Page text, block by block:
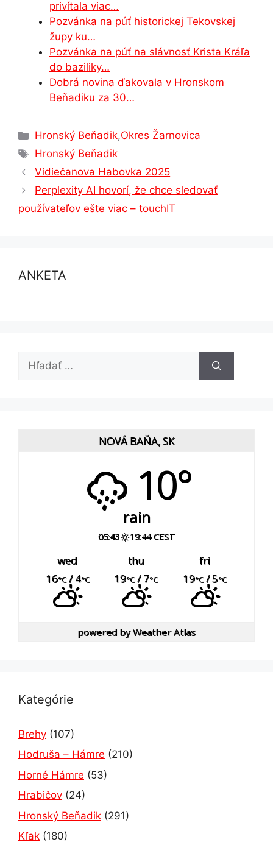
privítala viac…
Pozvánka na púť historickej Tekovskej
župy ku…
Pozvánka na púť na slávnosť Krista Kráľa
do baziliky…
Dobrá novina ďakovala v Hronskom
Beňadiku za 30…
Kategórie
Hronský Beňadik,Okres Žarnovica
Značky
Hronský Beňadik
Vidiečanova Habovka 2025
Perplexity AI hovorí, že chce sledovať
používateľov ešte viac – touchIT
ANKETA
Hľadať:
NOVÁ BAŇA, SK
10°
rain
05:43 19:44 CEST
wed thu
fri
16°C/ 4°C 19°C/ 7°C 19°C/ 5°C
powered byWeather Atlas
Kategórie
Brehy (107)
Hodruša – Hámre (210)
Horné Hámre (53)
Hrabičov (24)
Hronský Beňadik (291)
Kľak (180)